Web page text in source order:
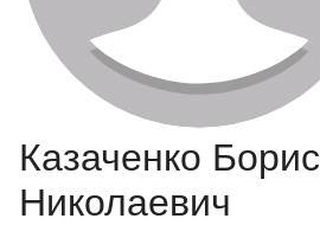
Казаченко Борис
Николаевич